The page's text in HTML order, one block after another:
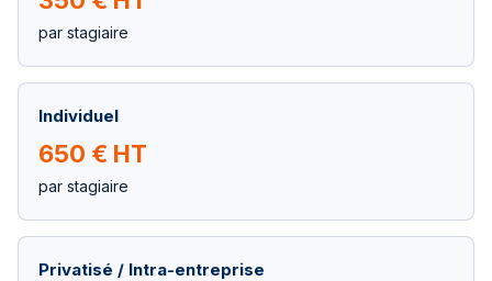
par stagiaire
Individuel
650 € HT
par stagiaire
Privatisé / Intra-entreprise